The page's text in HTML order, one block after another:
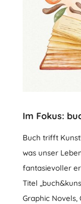
Im Fokus:
Buch trifft
was unser
fantasievoller
Titel
Graphic